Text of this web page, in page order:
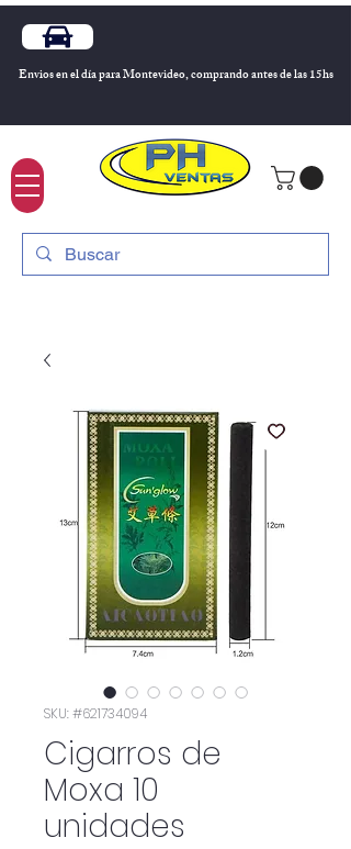
Envios en el día para Montevideo, comprando antes de las 15hs
SKU: #621734094
Cigarros de
Moxa 10
unidades